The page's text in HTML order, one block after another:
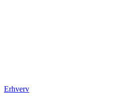
Erhverv